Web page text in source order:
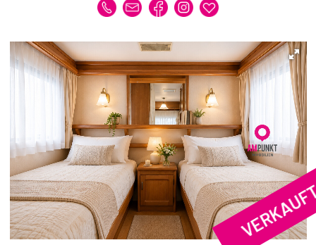
GEWERBE
DUBAI-IMMOBILIEN
REFERENZEN
MERKLISTE
VERKAUFEN | VERMIETEN
IMMOBILIENBEWERTUNG
REFERENZEN
ÜBER UNS